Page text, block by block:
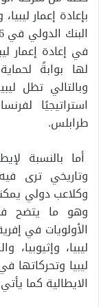
في إعادة إعمار
لها بوابةً
وبالتالي تظل
استراتيجيًا
طرابلس.
أما بالنسبة
وتاريخي ترى
وكلاعب دولي
وهو ما يتضح
الأولويات في
ليبيا،
ليبيا
الايطالية كما